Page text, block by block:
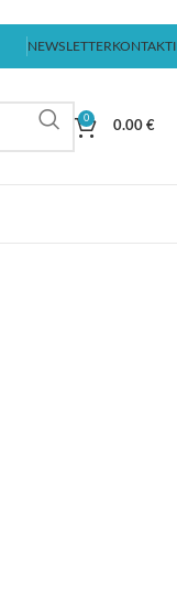
NEWSLETTER
0
0.00 €